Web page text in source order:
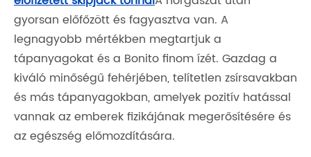
gyorsan előfőzött és fagyasztva van. A
legnagyobb mértékben megtartjuk a
tápanyagokat és a Bonito finom ízét. Gazdag a
kiváló minőségű fehérjében, telítetlen zsírsavakban
és más tápanyagokban, amelyek pozitív hatással
vannak az emberek fizikájának megerősítésére és
az egészség előmozdítására.